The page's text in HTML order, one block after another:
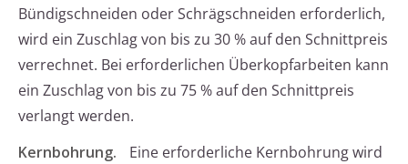
Bündigschneiden oder Schrägschneiden erforderlich,
wird ein Zuschlag von bis zu 30 % auf den Schnittpreis
verrechnet. Bei erforderlichen Überkopfarbeiten kann
ein Zuschlag von bis zu 75 % auf den Schnittpreis
verlangt werden.
Kernbohrung.
Eine erforderliche Kernbohrung wird